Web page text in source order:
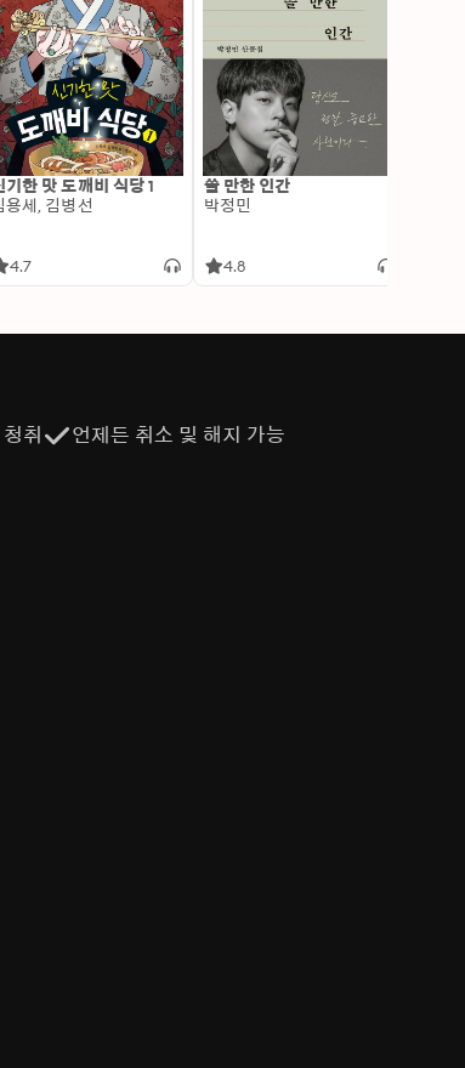
기한 맛 도깨비 식당 1
용세, 김병선
4.7
쓸 만한 인간
박정민
4.8
취 언제든 취소 및 해지 가능